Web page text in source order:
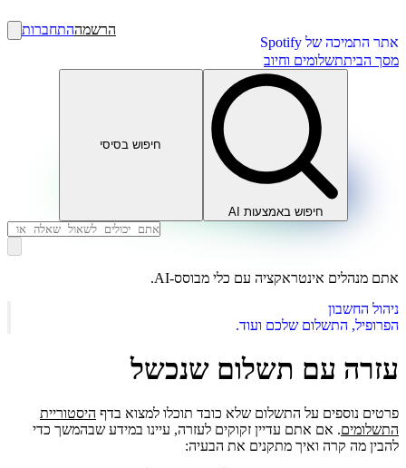
אתר התמיכה של Spotify
הרשמההתחברות
מסך הביתתשלומים וחיוב
חיפוש באמצעות AI
חיפוש בסיסי
אתם מנהלים אינטראקציה עם כלי מבוסס-AI.
ניהול החשבון
הפרופיל, התשלום שלכם ועוד.
עזרה עם תשלום שנכשל
פרטים נוספים על התשלום שלא כובד תוכלו למצוא בדף היסטוריית
התשלומים. אם אתם עדיין זקוקים לעזרה, עיינו במידע שבהמשך כדי
להבין מה קרה ואיך מתקנים את הבעיה: